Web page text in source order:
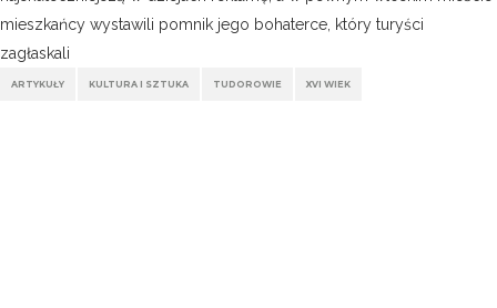
mieszkańcy wystawili pomnik jego bohaterce, który turyści
zagłaskali
ARTYKUŁY KULTURA I SZTUKA TUDOROWIE XVI WIEK